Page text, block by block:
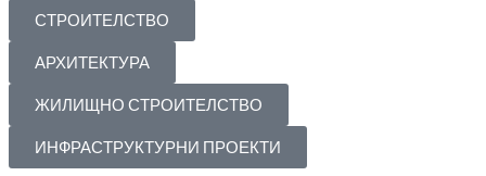
СТРОИТЕЛСТВО
АРХИТЕКТУРА
ЖИЛИЩНО СТРОИТЕЛСТВО
ИНФРАСТРУКТУРНИ ПРОЕКТИ